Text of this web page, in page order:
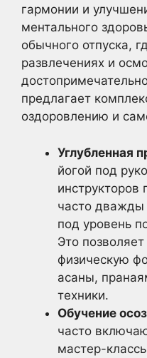
гармонии и
ментального
обычного отпуска,
развлечениях и
предлагает
оздоровлению и
Углубленная
йогой под
инструкторов
часто дважды
под уровень
Это
физическую
асаны,
техники.
Обучение
часто
мастер-